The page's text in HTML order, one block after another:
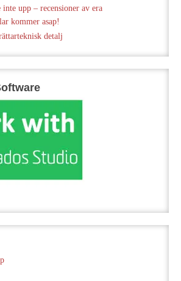
inte upp – recensioner av era
kommer asap!
detalj